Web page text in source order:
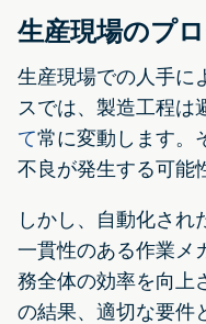
生産現場のプ
生産現場での人手に
スでは、製造工程は
て常に変動します。
不良が発生する可能
しかし、自動化され
一貫性のある作業メ
務全体の効率を向上
の結果、適切な要件